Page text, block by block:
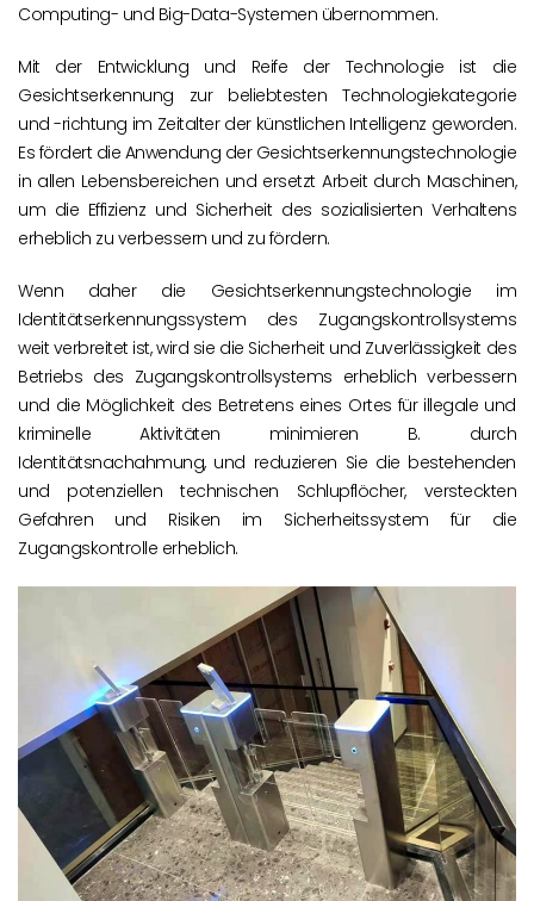
Computing- und Big-Data-Systemen übernommen.
Mit der Entwicklung und Reife der Technologie ist die
Gesichtserkennung zur beliebtesten Technologiekategorie
und -richtung im Zeitalter der künstlichen Intelligenz geworden.
Es fördert die Anwendung der Gesichtserkennungstechnologie
in allen Lebensbereichen und ersetzt Arbeit durch Maschinen,
um die Effizienz und Sicherheit des sozialisierten Verhaltens
erheblich zu verbessern und zu fördern.
Wenn daher die Gesichtserkennungstechnologie im
Identitätserkennungssystem des Zugangskontrollsystems
weit verbreitet ist, wird sie die Sicherheit und Zuverlässigkeit des
Betriebs des Zugangskontrollsystems erheblich verbessern
und die Möglichkeit des Betretens eines Ortes für illegale und
kriminelle Aktivitäten minimieren B. durch
Identitätsnachahmung, und reduzieren Sie die bestehenden
und potenziellen technischen Schlupflöcher, versteckten
Gefahren und Risiken im Sicherheitssystem für die
Zugangskontrolle erheblich.